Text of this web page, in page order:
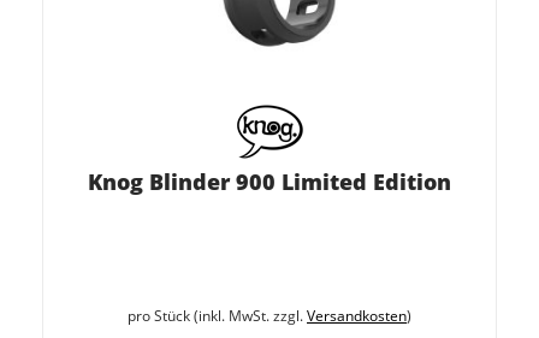
Knog Blinder 900 Limited Edition
pro Stück (inkl. MwSt. zzgl.Versandkosten)